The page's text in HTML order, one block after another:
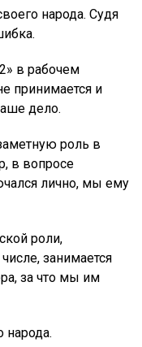
народа. Судя
в рабочем
принимается и
дело.
роль в
в вопросе
лично, мы ему
роли,
занимается
за что мы им
народа.